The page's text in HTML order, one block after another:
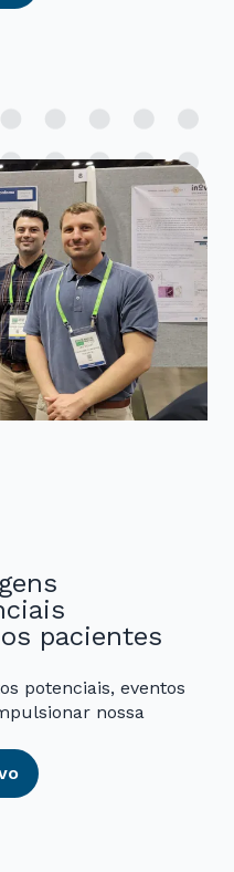
pacientes
potenciais, eventos
nossa